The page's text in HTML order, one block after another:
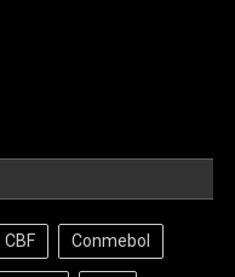
CBF Conmebol